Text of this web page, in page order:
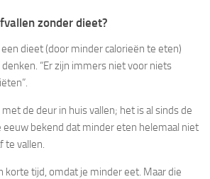
zonder dieet?
een dieet (door minder calorieën te eten)
“Er zijn immers niet voor niets
de deur in huis vallen; het is al sinds de
eeuw bekend dat minder eten helemaal niet
te vallen.
korte tijd, omdat je minder eet. Maar die